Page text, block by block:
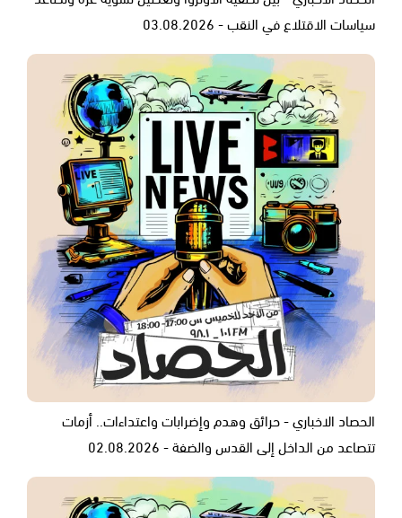
سياسات الاقتلاع في النقب - 03.08.2026
الحصاد الاخباري - حرائق وهدم وإضرابات واعتداءات.. أزمات
تتصاعد من الداخل إلى القدس والضفة - 02.08.2026